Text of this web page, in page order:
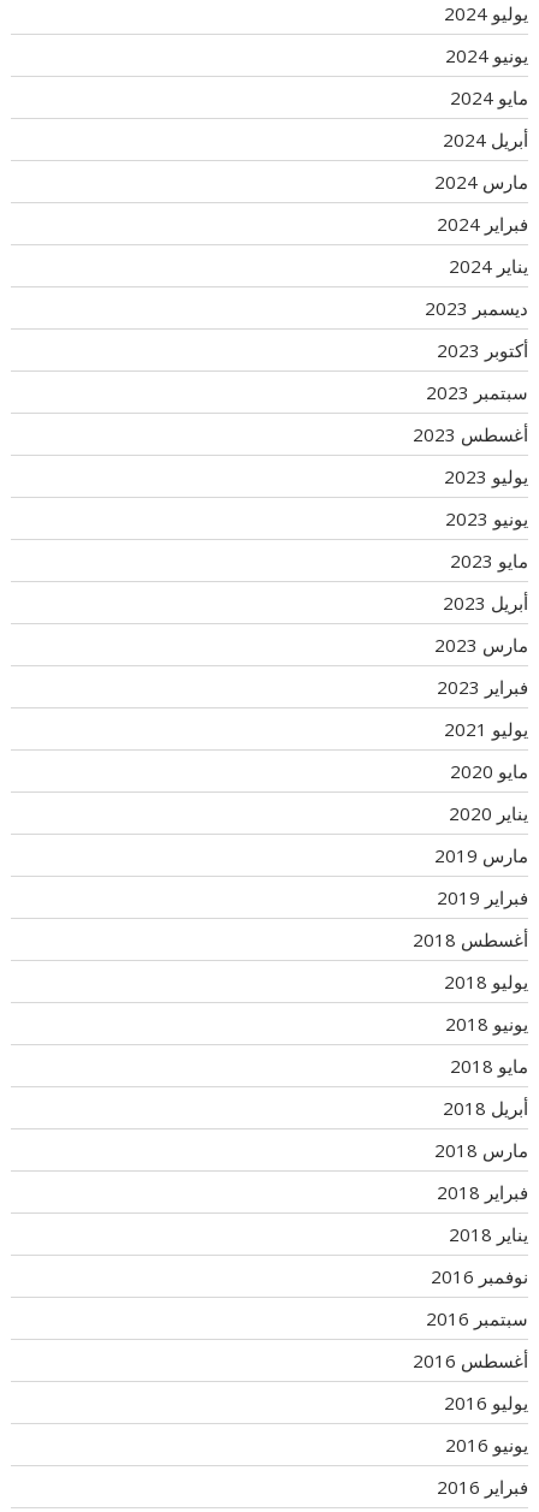
يوليو 2024
يونيو 2024
مايو 2024
أبريل 2024
مارس 2024
فبراير 2024
يناير 2024
ديسمبر 2023
أكتوبر 2023
سبتمبر 2023
أغسطس 2023
يوليو 2023
يونيو 2023
مايو 2023
أبريل 2023
مارس 2023
فبراير 2023
يوليو 2021
مايو 2020
يناير 2020
مارس 2019
فبراير 2019
أغسطس 2018
يوليو 2018
يونيو 2018
مايو 2018
أبريل 2018
مارس 2018
فبراير 2018
يناير 2018
نوفمبر 2016
سبتمبر 2016
أغسطس 2016
يوليو 2016
يونيو 2016
فبراير 2016